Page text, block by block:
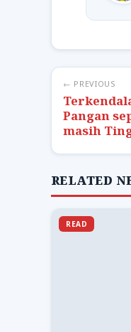
← PREVIOUS
Pangan
masih
RELATED
READ